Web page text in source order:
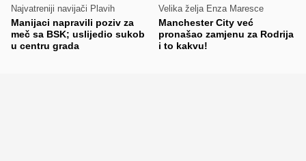
Najvatreniji navijači Plavih
Manijaci napravili poziv za
meč sa BSK; uslijedio sukob
u centru grada
Velika želja Enza Maresce
Manchester City već
pronašao zamjenu za Rodrija
i to kakvu!